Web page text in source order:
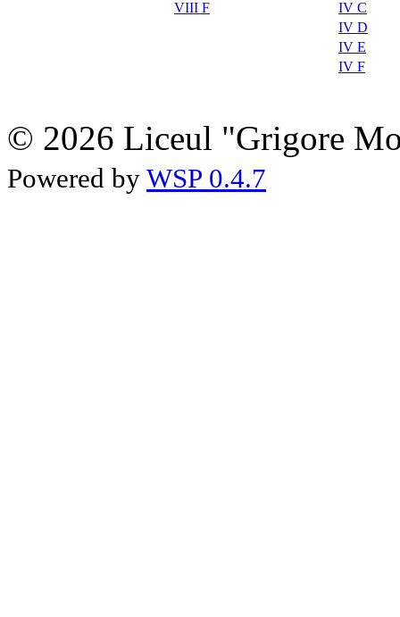
VIII F
IV C
IV D
IV E
IV F
© 2026 Liceul "Grigore
Powered by WSP 0.4.7